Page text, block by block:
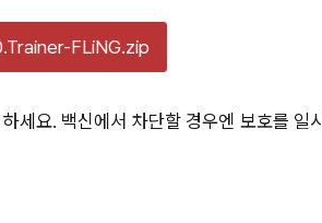
FLiNG.zip
세요. 백신에서 차단할 경우엔 보호를 일시